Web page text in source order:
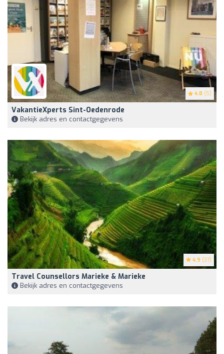
4.8 (5)
VakantieXperts Sint-Oedenrode
Bekijk adres en contactgegevens
4.9 (37)
Travel Counsellors Marieke & Marieke
Bekijk adres en contactgegevens